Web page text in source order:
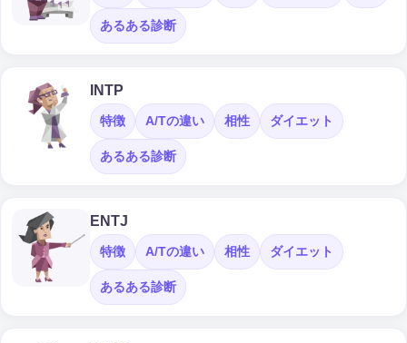
あるある診断
INTP
特徴 A/Tの違い 相性 ダイエット
あるある診断
ENTJ
特徴 A/Tの違い 相性 ダイエット
あるある診断